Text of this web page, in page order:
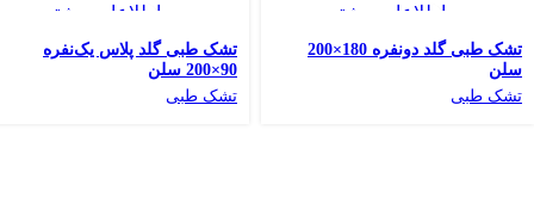
اطلاعات بیشتر
افزودن به علاقه مندی
تشک طبی گلد دونفره 180×200
سلن
تشک طبی
اطلاعات بیشتر
افزودن به علاقه
تشک طبی گلد پلاس یک‌نفره
90×200 سلن
تشک طبی